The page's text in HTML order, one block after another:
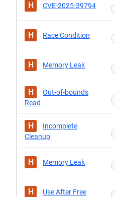
H CVE-2025-39794
H Race Condition
H Memory Leak
H
Out-of-bounds
Read
H
Incomplete
Cleanup
H Memory Leak
H Use After Free